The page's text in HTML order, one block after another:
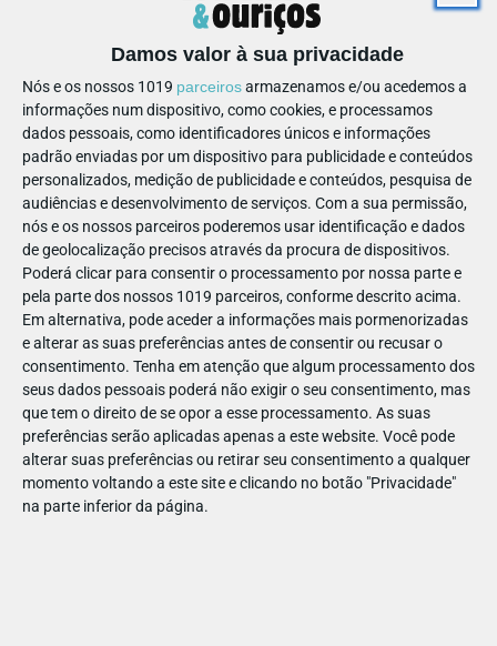
Damos valor à sua privacidade
Nós e os nossos 1019 parceirosarmazenamos e/ou acedemos a
informações num dispositivo, como cookies, e processamos
dados pessoais, como identificadores únicos e informações
padrão enviadas por um dispositivo para publicidade e conteúdos
personalizados, medição de publicidade e conteúdos, pesquisa de
audiências e desenvolvimento de serviços. Com a sua permissão,
nós e os nossos parceiros poderemos usar identificação e dados
de geolocalização precisos através da procura de dispositivos.
Poderá clicar para consentir o processamento por nossa parte e
pela parte dos nossos 1019 parceiros, conforme descrito acima.
Em alternativa, pode aceder a informações mais pormenorizadas
e alterar as suas preferências antes de consentir ou recusar o
consentimento. Tenha em atenção que algum processamento dos
seus dados pessoais poderá não exigir o seu consentimento, mas
que tem o direito de se opor a esse processamento. As suas
preferências serão aplicadas apenas a este website. Você pode
alterar suas preferências ou retirar seu consentimento a qualquer
momento voltando a este site e clicando no botão "Privacidade"
na parte inferior da página.